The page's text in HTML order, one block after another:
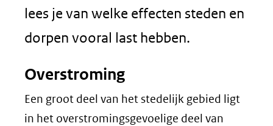
lees je van welke effecten steden en
dorpen vooral last hebben.
Overstroming
Een groot deel van het stedelijk gebied ligt
in het overstromingsgevoelige deel van